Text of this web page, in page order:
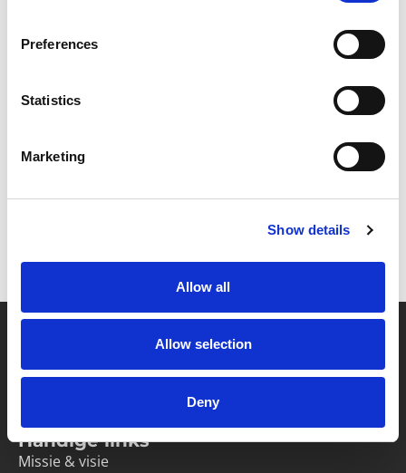
Preferences
Statistics
Marketing
Show details
Allow all
Allow selection
Deny
Partner van mentoren
Handige links
Missie & visie